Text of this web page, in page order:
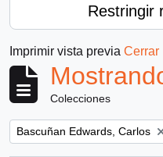
Restringir
Imprimir vista previa Cerrar
Colecciones
Remove filter:
Bascuñan Edwards, Carlos